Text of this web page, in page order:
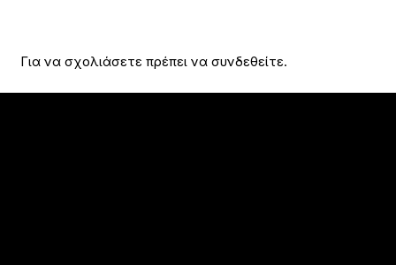
Για να σχολιάσετε πρέπει να συνδεθείτε.